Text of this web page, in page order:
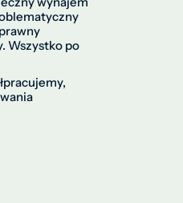
Wszystko po